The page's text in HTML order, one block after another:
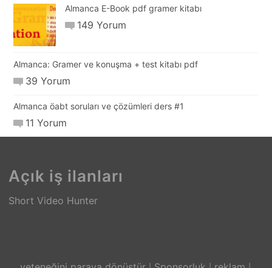
Almanca E-Book pdf gramer kitabı
149 Yorum
Almanca: Gramer ve konuşma + test kitabı pdf
39 Yorum
Almanca öabt soruları ve çözümleri ders #1
11 Yorum
Açık iş ilanları
Short Video Hunter